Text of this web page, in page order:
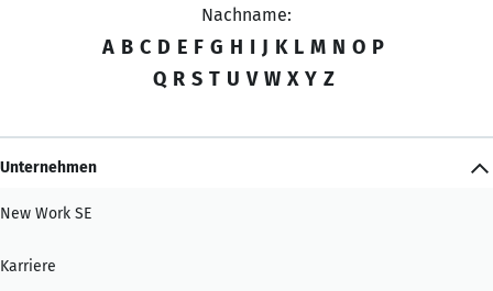
Nachname:
A B C D E F G H I J K L M N O P
Q R S T U V W X Y Z
Unternehmen
New Work SE
Karriere